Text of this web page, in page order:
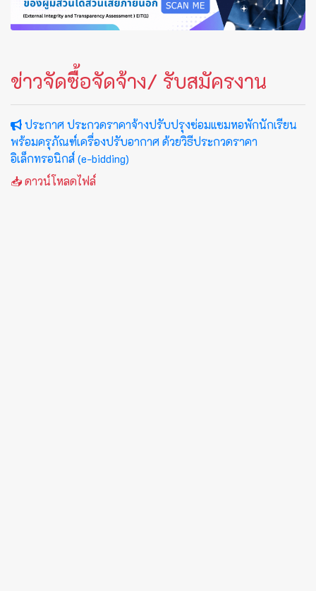
ข่าวจัดซื้อจัดจ้าง/ รับสมัครงาน
ประกาศ ประกวดราคาจ้างปรับปรุงซ่อมแซมหอพักนักเรียน
พร้อมครุภัณฑ์เครื่องปรับอากาศ ด้วยวิธีประกวดราคา
อิเล็กทรอนิกส์ (e-bidding)
📥 ดาวน์โหลดไฟล์